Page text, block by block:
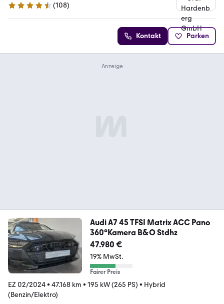
4.4 Sterne
(108)
Kontakt Parken
Audi A7 45 TFSI Matrix ACC Pano
360°Kamera B&O Stdhz
47.980 €
19% MwSt.
Fairer Preis
EZ 02/2024• 47.168 km • 195 kW (265 PS) • Hybrid
(Benzin/Elektro)